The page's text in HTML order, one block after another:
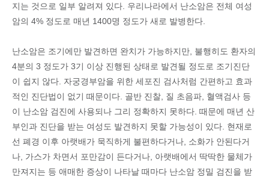
지는 것으로 일부 알려져 있다. 우리나라에서 난소암은 전체 여성
암의 4% 정도로 매년 1400명 정도가 새로 발병한다.
난소암은 조기에만 발견하면 완치가 가능하지만, 불행히도 환자의
4분의 3 정도가 3기 이상 진행된 상태로 발견될 정도로 조기진단
이 쉽지 않다. 자궁경부암을 위한 세포진 검사처럼 간편하고 효과
적인 진단법이 없기 때문이다. 골반 진찰, 질 초음파, 혈액검사 등
이 난소암 검진에 사용되나 그리 정확하지 못하다. 때문에 매년 산
부인과 진단을 받는 여성도 발견하지 못할 가능성이 있다. 현재로
선 폐경 이후 아랫배가 묵직하게 불편하다거나, 소화가 안된다거
나, 가스가 차면서 포만감이 든다거나, 아랫배에서 딱딱한 물체가
만져지는 등 애매한 증상이 나타날 때마다 난소암 정밀 검진을 받